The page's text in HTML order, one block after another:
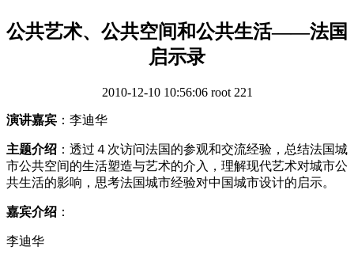
公共艺术、公共空间和公共生活——法国
启示录
2010-12-10 10:56:06 root 221
演讲嘉宾 ：李迪华
主题介绍 ：透过４次访问法国的参观和交流经验，总结法国城
市公共空间的生活塑造与艺术的介入，理解现代艺术对城市公
共生活的影响，思考法国城市经验对中国城市设计的启示。
嘉宾介绍 ：
李迪华